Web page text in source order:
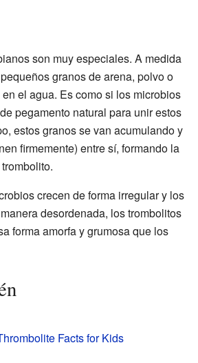
son muy especiales. A medida
granos de arena, polvo o
el agua. Es como si los microbios
pegamento natural para unir estos
estos granos se van acumulando y
firmemente) entre sí, formando la
crecen de forma irregular y los
desordenada, los trombolitos
forma amorfa y grumosa que los
Facts for Kids